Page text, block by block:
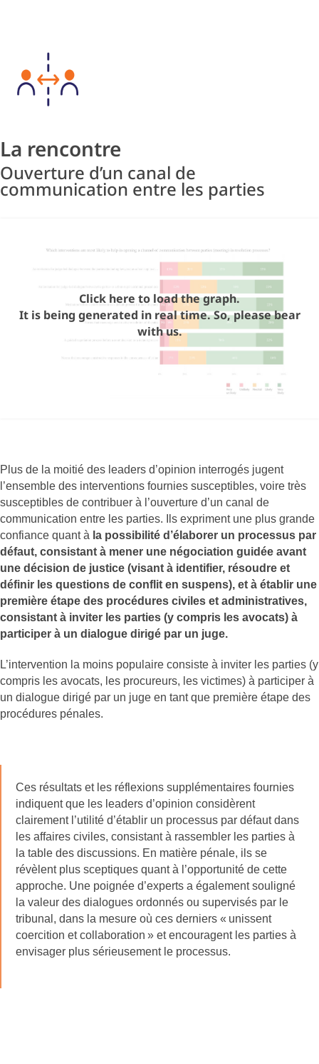
La rencontre
Ouverture d’un canal de
communication entre les parties
Click here to load the graph.
It is being generated in real time. So, please bear
with us.
Plus de la moitié des leaders d’opinion interrogés jugent
l’ensemble des interventions fournies susceptibles, voire très
susceptibles de contribuer à l’ouverture d’un canal de
communication entre les parties. Ils expriment une plus grande
confiance quant à la possibilité d’élaborer un processus par
défaut, consistant à mener une négociation guidée avant
une décision de justice (visant à identifier, résoudre et
définir les questions de conflit en suspens), et à établir une
première étape des procédures civiles et administratives,
consistant à inviter les parties (y compris les avocats) à
participer à un dialogue dirigé par un juge.
L’intervention la moins populaire consiste à inviter les parties (y
compris les avocats, les procureurs, les victimes) à participer à
un dialogue dirigé par un juge en tant que première étape des
procédures pénales.
Ces résultats et les réflexions supplémentaires fournies
indiquent que les leaders d’opinion considèrent
clairement l’utilité d’établir un processus par défaut dans
les affaires civiles, consistant à rassembler les parties à
la table des discussions. En matière pénale, ils se
révèlent plus sceptiques quant à l’opportunité de cette
approche. Une poignée d’experts a également souligné
la valeur des dialogues ordonnés ou supervisés par le
tribunal, dans la mesure où ces derniers « unissent
coercition et collaboration » et encouragent les parties à
envisager plus sérieusement le processus.